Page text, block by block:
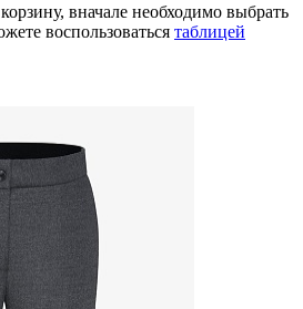
вначале необходимо выбрать
воспользоваться таблицей